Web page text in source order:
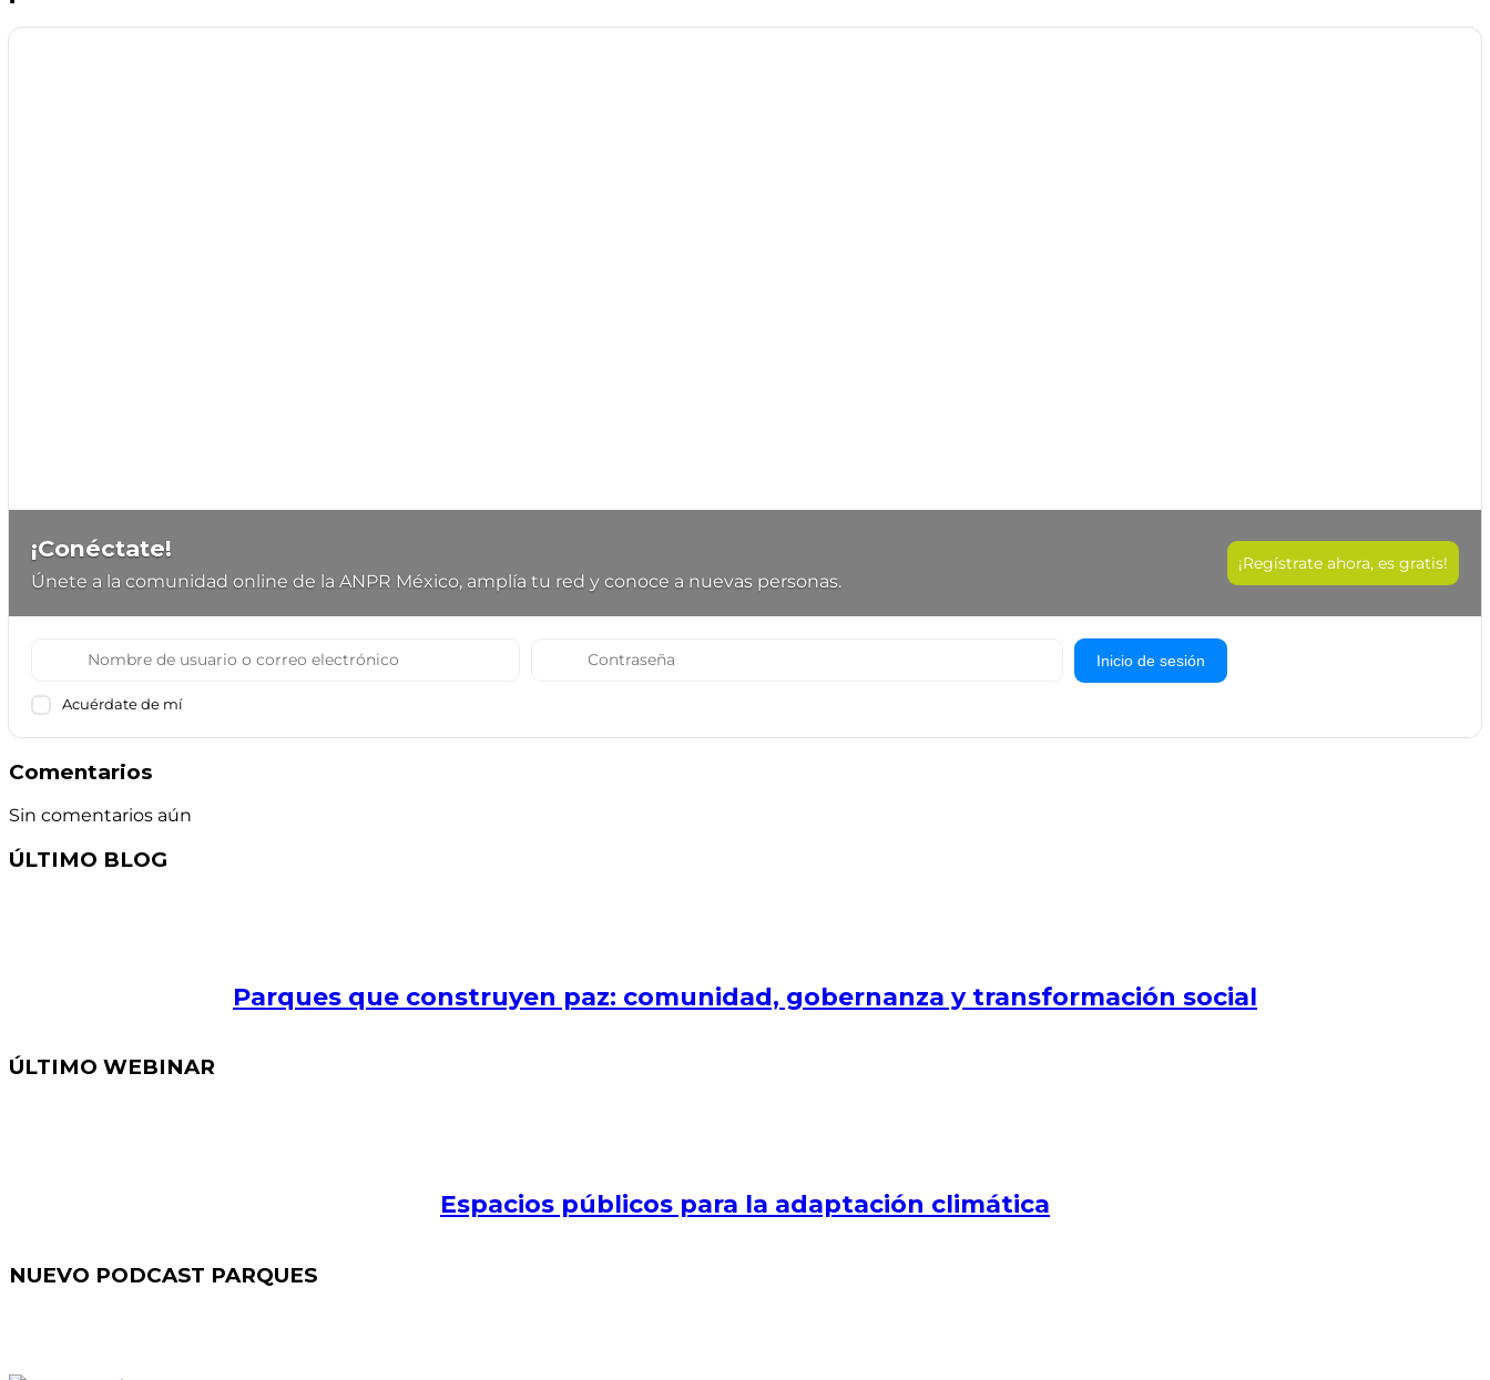
¡Conéctate!
Únete a la comunidad online de la ANPR México, amplía tu red y conoce a nuevas personas.
¡Regístrate ahora, es gratis!
Inicio de sesión
Acuérdate de mí
Comentarios
Sin comentarios aún
ÚLTIMO BLOG
Parques que construyen paz: comunidad, gobernanza y transformación social
ÚLTIMO WEBINAR
Espacios públicos para la adaptación climática
NUEVO PODCAST PARQUES